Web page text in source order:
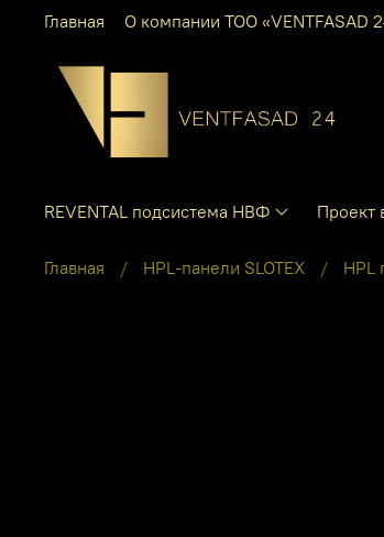
Главная О компании ТОО «VENTFASAD
REVENTAL подсистема НВФ Проект
Главная HPL-панели SLOTEX HPL